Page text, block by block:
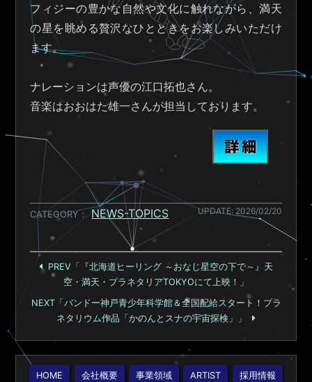
フィジーの豊かな自然や文化に触れながら、満天
の星を眺める贅沢なひとときをお楽しみいただけ
ます。
ナレーションは声優の江口拓也さん。
音楽はおおはた雄一さんが担当しております。
CATEGORY NEWS-TOPICS UPDATE: 2026/02/20
PREV「『北海道ヒーリング ～おなじ星空の下で～』天
空・満天・プラネタリアTOKYOにて上映！」
NEXT「バンドー神戸青少年科学館＆全国配給スタート！プラ
ネタリウム作品「かのんとスナの宇宙探検」」
HOME 会社概要 事業領域 ARTIST 採用情報